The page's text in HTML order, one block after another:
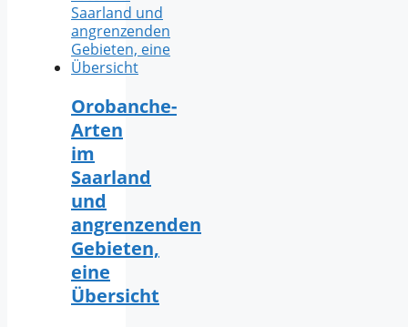
Orobanche-
Arten
im
Saarland
und
angrenzenden
Gebieten,
eine
Übersicht